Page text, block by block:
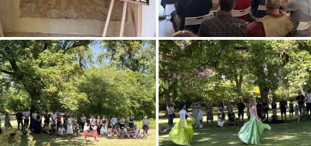
Dostávejte aktuality ze zámku
Zaregistrujte se a získejte pravidelný přehled o akcích konaných v
Festivalu Jarmily Novotné